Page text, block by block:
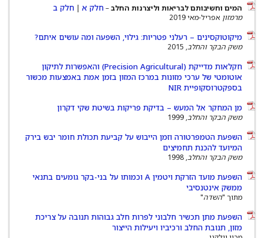
המים וחשיבותם לבריאות וליצרנות החלב–חלק א | חלק ב
מרמזון אפריל-מאי 2019
‫מיקוטוקסינים‬ – ‫רעלני‬ ‫פטריות:‬ גילוי‪‫, ‫השפעה‬ ‫ומה‬ עושים‬‫ איתם?‬
משק הבקר והחלב, 2015
חקלאות מדייקת (Precision Agricultural) והאפשרות לתיקון
אוטומטי של ערכי מזונות במרכז המזון בזמן אמת באמצעות מכשור
בספקטרוסקופיית NIR
מן המחקר אל המעש – בדיקת פריקות בשיטת שקי דקרון
משק הבקר והחלב, 1999
השפעת הטמפרטורה וזמן הייבוש על קביעת תכולת חומר יבש בירק
המיועד להכנת תחמיצים
משק הבקר והחלב, 1998
השפעת מועד הזרקת ויטמין A וכמותו על בני-בקר גומעים בתנאי
ממשק אינטנסיבי
מתוך "השדה"
השפעת מתן תכשיר חלבוני לפרות חלב גבוהות תנובה על צריכת
מזון, תנובת החלב ורכיביו ויעילות הייצור